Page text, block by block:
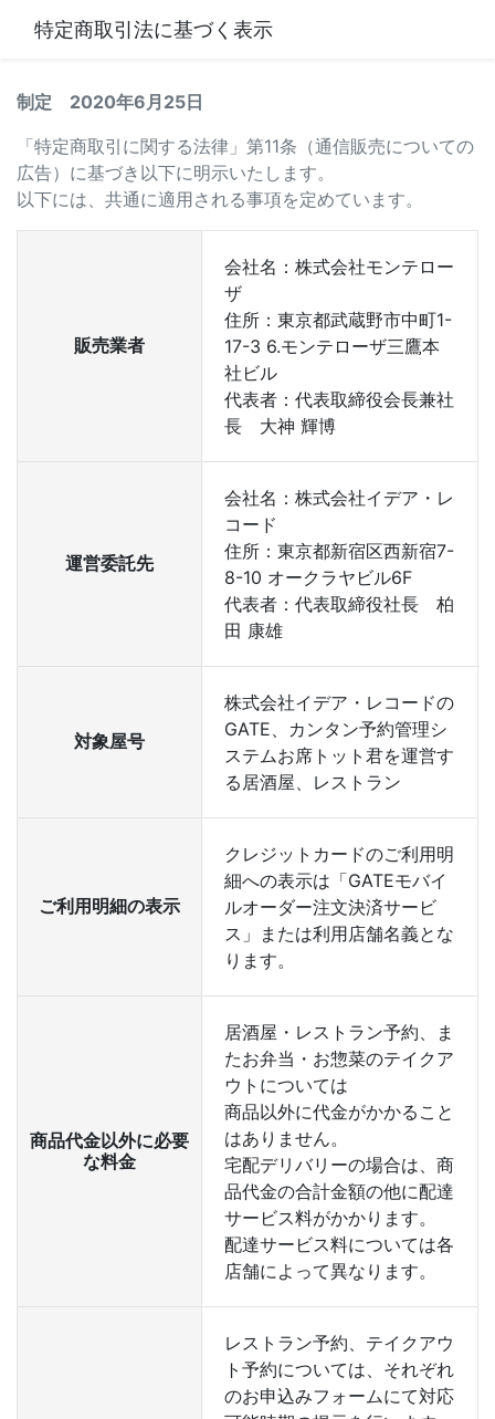
特定商取引法に基づく表示
制定 2020年6月25日
「特定商取引に関する法律」第11条（通信販売についての
広告）に基づき以下に明示いたします。
以下には、共通に適用される事項を定めています。
販売業者
会社名：株式会社モンテロー
ザ
住所：東京都武蔵野市中町1-
17-3 6.モンテローザ三鷹本
社ビル
代表者：代表取締役会長兼社
長 大神 輝博
運営委託先
会社名：株式会社イデア・レ
コード
住所：東京都新宿区西新宿7-
8-10 オークラヤビル6F
代表者：代表取締役社長 柏
田 康雄
対象屋号
株式会社イデア・レコードの
GATE、カンタン予約管理シ
ステムお席トット君を運営す
る居酒屋、レストラン
ご利用明細の表示
クレジットカードのご利用明
細への表示は「GATEモバイ
ルオーダー注文決済サービ
ス」または利用店舗名義とな
ります。
商品代金以外に必要
な料金
居酒屋・レストラン予約、ま
たお弁当・お惣菜のテイクア
ウトについては
商品以外に代金がかかること
はありません。
宅配デリバリーの場合は、商
品代金の合計金額の他に配達
サービス料がかかります。
配達サービス料については各
店舗によって異なります。
レストラン予約、テイクアウ
ト予約については、それぞれ
のお申込みフォームにて対応